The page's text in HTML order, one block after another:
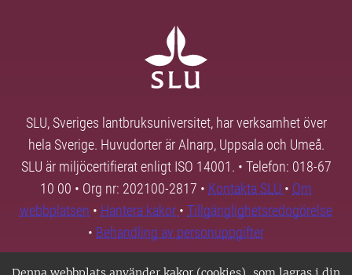
SLU, Sveriges lantbruksuniversitet, har verksamhet över
hela Sverige. Huvudorter är Alnarp, Uppsala och Umeå.
SLU är miljöcertifierat enligt ISO 14001. • Telefon: 018-67
10 00 • Org nr: 202100-2817 • Kontakta SLU • Om
webbplatsen • Hantera kakor • Tillgänglighetsredogörelse
• Behandling av personuppgifter